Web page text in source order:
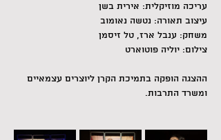
עריכה מוזיקלית: אירית בשן
עיצוב תאורה: נטשה נאומוב
משחק: ענבל ארז, טל זיסמן
צילום: יוליה פוטוארט
ההצגה הופקה בתמיכת הקרן ליוצרים עצמאיים
ומשרד התרבות.